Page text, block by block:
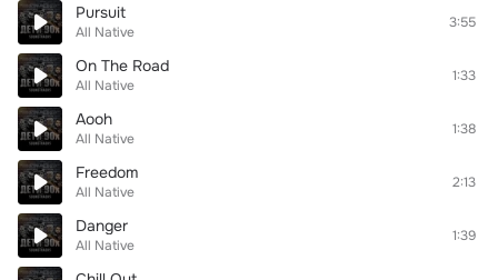
Pursuit
All Native
3:55
On The Road
All Native
1:33
Aooh
All Native
1:38
Freedom
All Native
2:13
Danger
All Native
1:39